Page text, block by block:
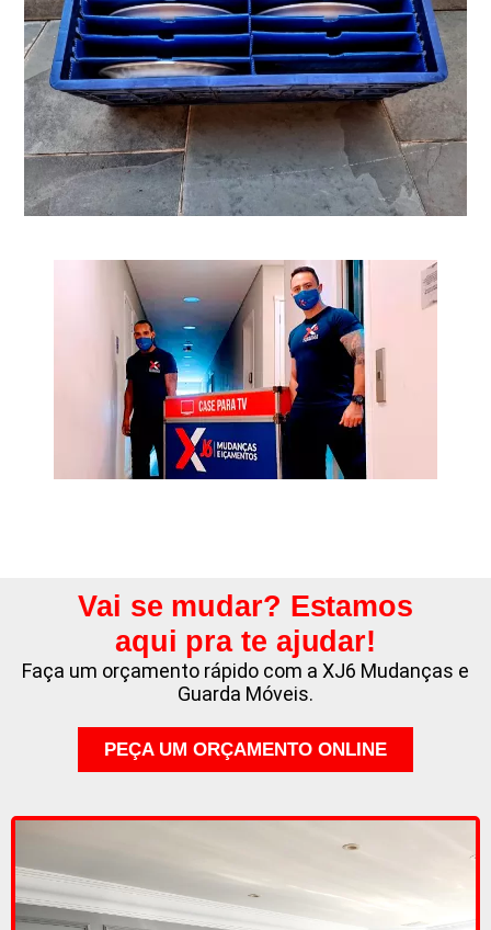
Vai se mudar? Estamos
aqui pra te ajudar!
Faça um orçamento rápido com a XJ6 Mudanças e
Guarda Móveis.
PEÇA UM ORÇAMENTO ONLINE